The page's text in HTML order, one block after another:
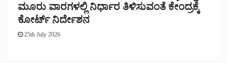
ಮೂರು ವಾರಗಳಲ್ಲಿ ನಿರ್ಧಾರ ತಿಳಿಸುವಂತೆ ಕೇಂದ್ರಕ್ಕೆ
ಕೋರ್ಟ್ ನಿರ್ದೇಶನ
25th July 2026